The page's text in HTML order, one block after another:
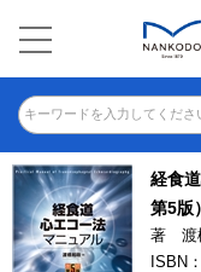
キーワードを入力してくださ
経食
第5版）
著 渡
ISBN